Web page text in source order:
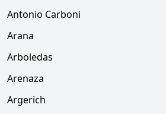
Antonio Carboni
Arana
Arboledas
Arenaza
Argerich